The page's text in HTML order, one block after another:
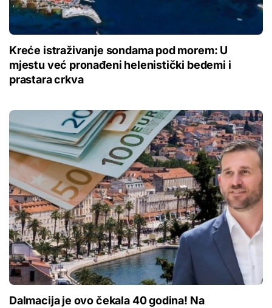
Kreće istraživanje sondama pod morem: U
mjestu već pronađeni helenistički bedemi i
prastara crkva
Dalmacija je ovo čekala 40 godina! Na